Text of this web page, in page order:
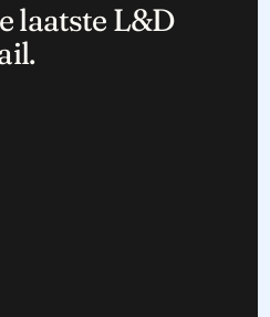
laatste L&D